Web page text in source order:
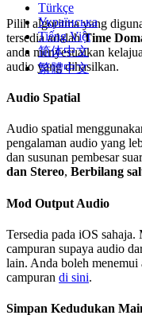
Türkçe
Українська
Tiếng Việt
简体中文
繁體中文
Pilih algoritma yang
tersedia adalahTime
anda menyesuaikan
audio yang dihasilkan.
Audio Spatial
Audio spatial
pengalaman audio yang
dan susunan pembesar
dan Stereo, Berbilang
Mod Output Audio
Tersedia pada iOS
campuran supaya audio
lain. Anda boleh menemui
campuran di sini.
Simpan Kedudukan